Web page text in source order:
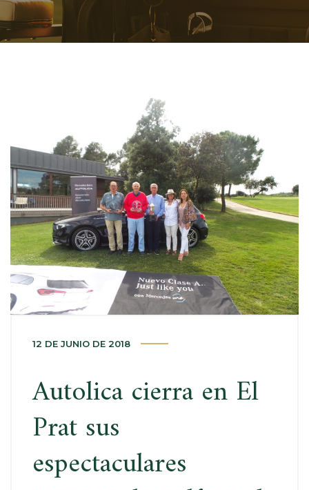
12 DE JUNIO DE 2018
Autolica cierra en El
Prat sus
espectaculares